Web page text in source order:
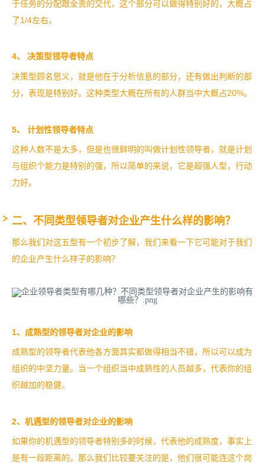
于任务的分配跟全责的交代，这个部分可以做得特别好的，大概占
了1/4左右。
4、 决策型领导者特点
决策型顾名思义，就是他在于分析信息的部分，还有做出判断的部
分，表现是特别好。这种类型大概在所有的人群当中大概占20%。
5、 计划性领导者特点
这种人数不是太多，但是也很鲜明的叫做计划性领导者，就是计划
与组织个能力是特别的强，所以简单的来说，它是超强人型，行动
力好。
二、不同类型领导者对企业产生什么样的影响？
那么我们对这五型有一个初步了解，我们来看一下它可能对于我们
的企业产生什么样子的影响？
1、成熟型的领导者对企业的影响
成熟型的领导者代表他各方面其实都做得相当不错，所以可以成为
组织的中坚力量。当一个组织当中成熟性的人员越多，代表你的组
织越加的稳健。
2、机遇型的领导者对企业的影响
如果你的机遇型的领导者特别多的时候，代表他的成熟度，事实上
是有一段距离的。那么我们比较要关注的是，他们很可能连这个岗